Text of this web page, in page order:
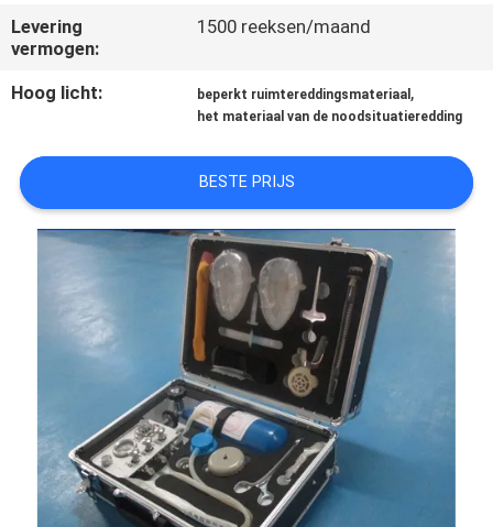
VERZOEK
OM EEN
CITAAT
SITEMAP
PRIVACY
POLICY
Levering
vermogen:
1500 reeksen/maand
Hoog licht: beperkt ruimtereddingsmateriaal ,
het materiaal van de noodsituatieredding
BESTE PRIJS